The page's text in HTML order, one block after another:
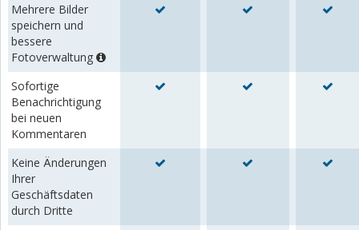
Mehrere Bilder
speichern und
bessere
Fotoverwaltung
Sofortige
Benachrichtigung
bei neuen
Kommentaren
Keine Änderungen
Ihrer
Geschäftsdaten
durch Dritte